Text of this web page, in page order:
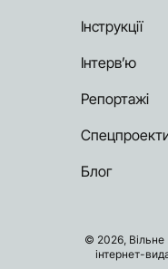
Інструкції
Інтерв’ю
Репортажі
Блог
© 2026, Вільне
інтернет-